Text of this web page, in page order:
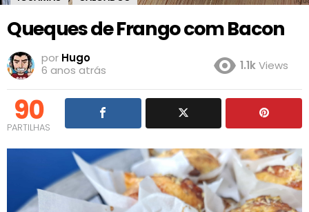
Queques de Frango com Bacon
por Hugo
6 anos atrás
1.1kViews
90
PARTILHAS